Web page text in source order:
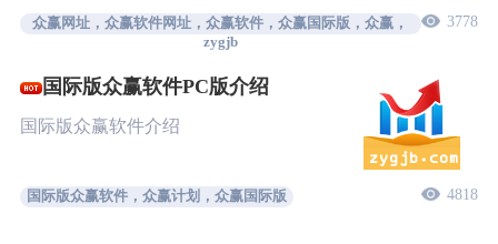
众赢网址，众赢软件网址，众赢软件，众赢国际版，众赢，
zygjb
3778
国际版众赢软件PC版介绍
国际版众赢软件介绍
国际版众赢软件，众赢计划，众赢国际版 4818